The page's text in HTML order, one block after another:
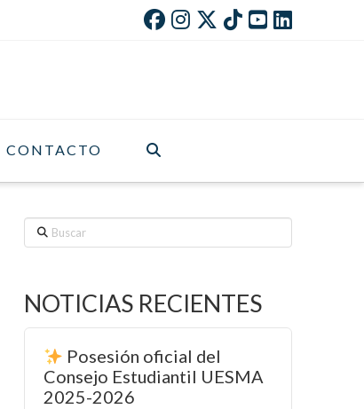
CONTACTO
Buscar
NOTICIAS RECIENTES
Posesión oficial del
Consejo Estudiantil UESMA
2025-2026